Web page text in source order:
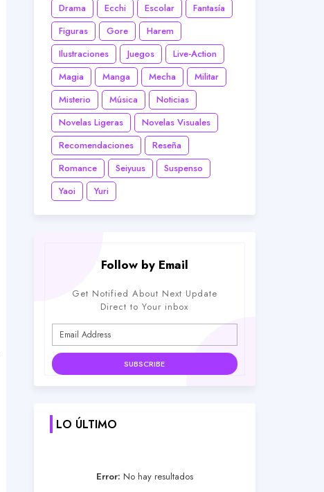
Drama
Ecchi Escolar
Fantasía
Figuras
Gore
Harem
Ilustraciones
Juegos
Live-Action
Magia
Manga Mecha
Militar
Misterio
Música
Noticias
Novelas Ligeras
Novelas Visuales
Recomendaciones
Reseña
Romance
Seiyuus
Suspenso
Yaoi
Yuri
Follow by Email
Get Notified About Next Update
Direct to Your inbox
LO ÚLTIMO
Error: No hay resultados